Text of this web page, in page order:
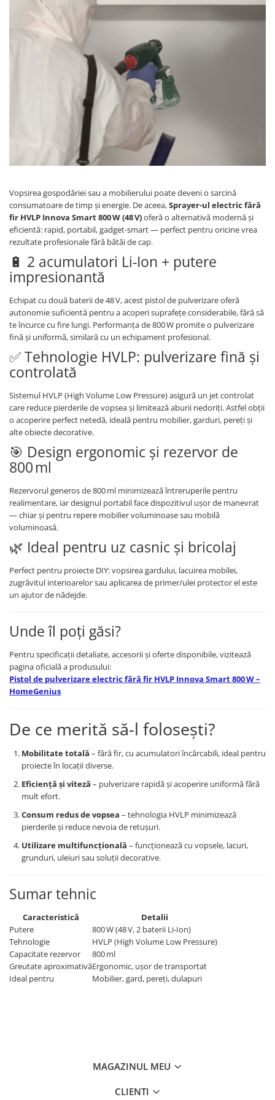
Vopsirea gospodăriei sau a mobilierului poate deveni o sarcină
consumatoare de timp și energie. De aceea,Sprayer-ul electric fără
fir HVLP Innova Smart 800 W (48 V)oferă o alternativă modernă și
eficientă: rapid, portabil, gadget-smart — perfect pentru oricine vrea
rezultate profesionale fără bătăi de cap.
🔋 2 acumulatori Li-Ion + putere
impresionantă
Echipat cu două baterii de 48 V, acest pistol de pulverizare oferă
autonomie suficientă pentru a acoperi suprafețe considerabile, fără să
te încurce cu fire lungi. Performanța de 800 W promite o pulverizare
fină și uniformă, similară cu un echipament profesional.
✅ Tehnologie HVLP: pulverizare fină și
controlată
Sistemul HVLP (High Volume Low Pressure) asigură un jet controlat
care reduce pierderile de vopsea și limitează aburii nedoriți. Astfel obții
o acoperire perfect netedă, ideală pentru mobilier, garduri, pereți și
alte obiecte decorative.
🎯 Design ergonomic și rezervor de
800 ml
Rezervorul generos de 800 ml minimizează întreruperile pentru
realimentare, iar designul portabil face dispozitivul ușor de manevrat
— chiar și pentru repere mobilier voluminoase sau mobilă
voluminoasă.
🌿 Ideal pentru uz casnic și bricolaj
Perfect pentru proiecte DIY: vopsirea gardului, lacuirea mobilei,
zugrăvitul interioarelor sau aplicarea de primer/ulei protector el este
un ajutor de nădejde.
Unde îl poți găsi?
Pentru specificații detaliate, accesorii și oferte disponibile, vizitează
pagina oficială a produsului:
Pistol de pulverizare electric fără fir HVLP Innova Smart 800 W –
HomeGenius
De ce merită să-l folosești?
Mobilitate totală – fără fir, cu acumulatori încărcabili, ideal pentru
proiecte în locații diverse.
Eficiență și viteză – pulverizare rapidă și acoperire uniformă fără
mult efort.
Consum redus de vopsea – tehnologia HVLP minimizează
pierderile și reduce nevoia de retușuri.
Utilizare multifuncțională – funcționează cu vopsele, lacuri,
grunduri, uleiuri sau soluții decorative.
Sumar tehnic
Caracteristică
Detalii
Putere
800 W (48 V, 2 baterii Li-Ion)
Tehnologie
HVLP (High Volume Low Pressure)
Capacitate rezervor
800 ml
Greutate aproximativăErgonomic, ușor de transportat
Ideal pentru
Mobilier, gard, pereți, dulapuri
MAGAZINUL MEU
CLIENTI